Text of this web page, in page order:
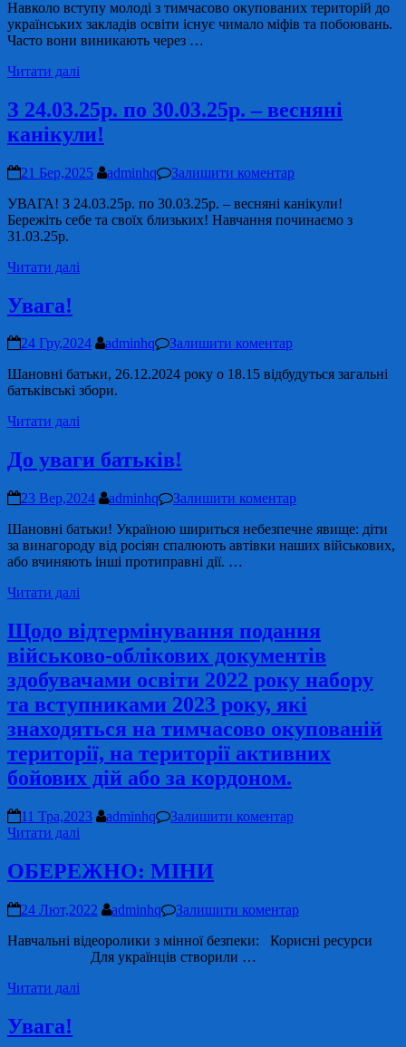
Навколо вступу молоді з тимчасово окупованих територій до
українських закладів освіти існує чимало міфів та побоювань.
Часто вони виникають через …
Читати далі
З 24.03.25р. по 30.03.25р. – весняні
канікули!
21 Бер,2025 adminhq
Залишити коментар
УВАГА! З 24.03.25р. по 30.03.25р. – весняні канікули!
Бережіть себе та своїх близьких! Навчання починаємо з
31.03.25р.
Читати далі
Увага!
24 Гру,2024 adminhq
Залишити коментар
Шановні батьки, 26.12.2024 року о 18.15 відбудуться загальні
батьківські збори.
Читати далі
До уваги батьків!
23 Вер,2024 adminhq
Залишити коментар
Шановні батьки! Україною шириться небезпечне явище: діти
за винагороду від росіян спалюють автівки наших військових,
або вчиняють інші протиправні дії. …
Читати далі
Щодо відтермінування подання
військово-облікових документів
здобувачами освіти 2022 року набору
та вступниками 2023 року, які
знаходяться на тимчасово окупованій
території, на території активних
бойових дій або за кордоном.
11 Тра,2023 adminhq
Залишити коментар
Читати далі
ОБЕРЕЖНО: МІНИ
24 Лют,2022 adminhq
Залишити коментар
Навчальні відеоролики з мінної безпеки: Корисні ресурси
Для українців створили …
Читати далі
Увага!